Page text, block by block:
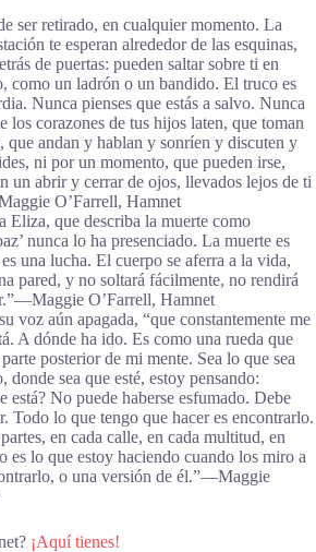
ser retirado, en cualquier momento. La
te esperan alrededor de las esquinas,
de puertas: pueden saltar sobre ti en
como un ladrón o un bandido. El truco es
Nunca pienses que estás a salvo. Nunca
los corazones de tus hijos laten, que toman
que andan y hablan y sonríen y discuten y
ni por un momento, que pueden irse,
un abrir y cerrar de ojos, llevados lejos de ti
O’Farrell, Hamnet
Eliza, que describa la muerte como
nunca lo ha presenciado. La muerte es
una lucha. El cuerpo se aferra a la vida,
pared, y no soltará fácilmente, no rendirá
O’Farrell, Hamnet
voz aún apagada, “que constantemente me
A dónde ha ido. Es como una rueda que
posterior de mi mente. Sea lo que sea
donde sea que esté, estoy pensando:
está? No puede haberse esfumado. Debe
Todo lo que tengo que hacer es encontrarlo.
en cada calle, en cada multitud, en
es lo que estoy haciendo cuando los miro a
o una versión de él.”―Maggie
¡Aquí tienes!